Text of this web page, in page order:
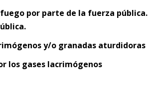
por parte de la fuerza pública.
y/o granadas aturdidoras
los gases lacrimógenos